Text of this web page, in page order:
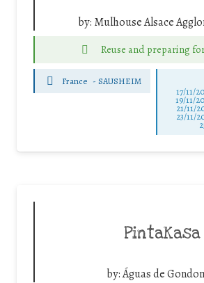
by: Mulhouse Alsace
Reuse and preparing
France -SAUSHEIM
17/11/
19/11/
21/11/
23/11/
PintaKasa
by:Águas de